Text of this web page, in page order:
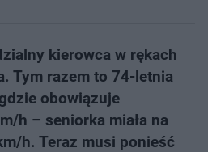
kierowca w rękach
Tym razem to 74-letnia
obowiązuje
h – seniorka miała na
h. Teraz musi ponieść